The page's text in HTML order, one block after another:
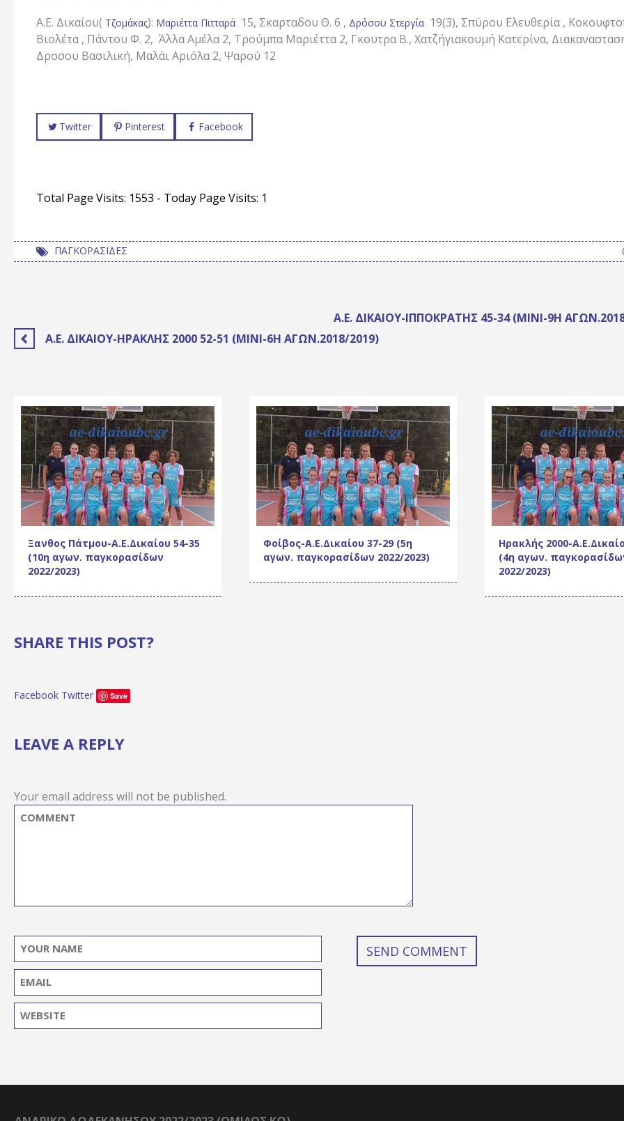
Α.Ε. Δικαίου( Τζομάκας): Μαριέττα Πιτταρά15, Σκαρταδου Θ. 6 , Δρόσου Στεργία19(3), Σπύρου Ελευθερία ,
Βιολέτα , Πάντου Φ. 2, Άλλα Αμέλα 2, Τρούμπα Μαριέττα 2, Γκουτρα Β., Χατζήγιακουμή Κατερίνα,
Δροσου Βασιλική, Μαλάι Αριόλα 2, Ψαρού 12
Twitter Pinterest Facebook
Total Page Visits: 1553 - Today Page Visits: 1
ΠΑΓΚΟΡΑΣΙΔΕΣ
Α.Ε. ΔΙΚΑΊΟΥ-ΙΠΠΟΚΡΑΤΗΣ 45-34 (ΜΊΝΙ-9Η
Α.Ε. ΔΙΚΑΊΟΥ-ΗΡΑΚΛΉΣ 2000 52-51 (ΜΊΝΙ-6Η ΑΓΩΝ.2018/2019)
Ξανθος Πάτμου-Α.Ε.Δικαίου 54-35
(10η αγων. παγκορασίδων
2022/2023)
Φοίβος-Α.Ε.Δικαίου 37-29 (5η
αγων. παγκορασίδων 2022/2023)
Ηρακλής 2000-
(4η αγων.
2022/2023)
SHARE THIS POST?
Facebook Twitter Save
LEAVE A REPLY
Your email address will not be published.